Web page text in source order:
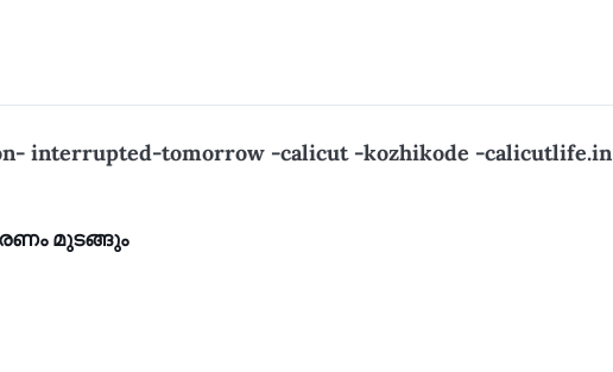
interrupted-tomorrow -calicut -kozhikode -calicutlife.in
മുടങ്ങും